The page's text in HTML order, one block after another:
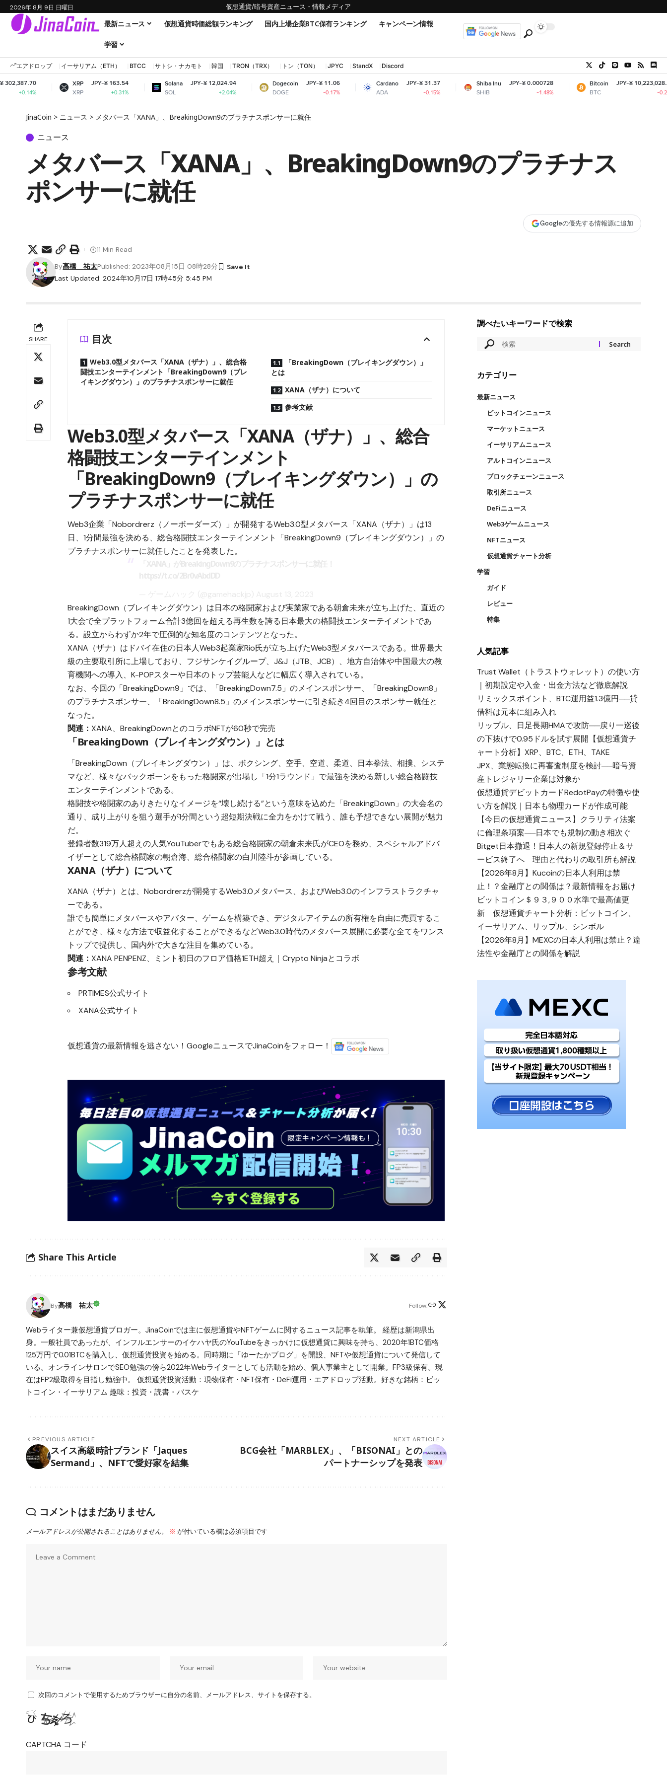
2026年 8月 9日 日曜日 仮想通貨/暗号資産ニュース・情報メディア
最新ニュース 仮想通貨時価総額ランキング 国内上場企業BTC保有ランキング キャンペーン情報
学習
エアドロップ イーサリアム（ETH） BTCC サトシ・ナカモト 韓国 TRON（TRX） トン（TON） JPYC StandX Discord
XRP
XRP
JPY-¥ 163.54
+0.31%
Solana
SOL
JPY-¥ 12,024.94
Dogecoin
DOGE
JPY-¥ 11.06
-0.17%
Cardano
ADA
JPY-¥ 31.37
-0.15%
Shiba Inu
SHIB
JPY-¥ 0.000728
Bitcoin
BTC
JPY-¥ 10,223,028.13
JinaCoin > ニュース > メタバース「XANA」、BreakingDown9のプラチナスポンサーに就任
ニュース
メタバース「XANA」、BreakingDown9のプラチナス
ポンサーに就任
Googleの優先する情報源に追加
Last Updated: 2024年10月17日 17時45分 5:45 PM
By高橋 祐太Published: 2023年08月15日 08時28分
11 Min Read
SHARE 目次
Web3.0型メタバース「XANA（ザナ）」、総合格
闘技エンターテインメント「BreakingDown9（ブレ
イキングダウン）」のプラチナスポンサーに就任
「BreakingDown（ブレイキングダウン）」
とは
XANA（ザナ）について​
参考文献
Web3.0型メタバース「XANA（ザナ）」、総合
格闘技エンターテインメント
「BreakingDown9（ブレイキングダウン）」の
プラチナスポンサーに就任
Web3企業「Nobordrerz（ノーボーダーズ）」が開発するWeb3.0型メタバース「XANA（ザナ）」は13
日、1分間最強を決める、総合格闘技エンターテインメント「BreakingDown9（ブレイキングダウン）」の
プラチナスポンサーに就任したことを発表した。
BreakingDown（ブレイキングダウン）は日本の格闘家および実業家である朝倉未来が立ち上げた、直近の
1大会で全プラットフォーム合計3億回を超える再生数を誇る日本最大の格闘技エンターテイメントであ
る。設立からわずか2年で圧倒的な知名度のコンテンツとなった。
XANA（ザナ）はドバイ在住の日本人Web3起業家Rio氏が立ち上げたWeb3型メタバースである。世界最大
級の主要取引所に上場しており、フジサンケイグループ、J&J（JTB、JCB）、地方自治体や中国最大の教
育機関への導入、K-POPスターや日本のトップ芸能人などに幅広く導入されている。
なお、今回の「BreakingDown9」では、「BreakingDown7.5」のメインスポンサー、「BreakingDown8」
のプラチナスポンサー、「BreakingDown8.5」のメインスポンサーに引き続き4回目のスポンサー就任と
なった。
関連：XANA、BreakingDownとのコラボNFTが60秒で完売
「BreakingDown（ブレイキングダウン）」とは
「BreakingDown（ブレイキングダウン）」は、ボクシング、空手、空道、柔道、日本拳法、相撲、システ
マなど、様々なバックボーンをもった格闘家が出場し「1分1ラウンド」で最強を決める新しい総合格闘技
エンターテインメントである。
格闘技や格闘家のありきたりなイメージを“壊し続ける”という意味を込めた「BreakingDown」の大会名の
通り、成り上がりを狙う選手が1分間という超短期決戦に全力をかけて戦う、誰も予想できない展開が魅力
だ。
登録者数319万人超えの人気YouTuberでもある総合格闘家の朝倉未来氏がCEOを務め、スペシャルアドバ
イザーとして総合格闘家の朝倉海、総合格闘家の白川陸斗が参画している。
XANA（ザナ）について​
XANA（ザナ）とは、Nobordrerzが開発するWeb3.0メタバース、およびWeb3.0のインフラストラクチャ
ーである。
誰でも簡単にメタバースやアバター、ゲームを構築でき、デジタルアイテムの所有権を自由に売買するこ
とができ、様々な方法で収益化することができるなどWeb3.0時代のメタバース展開に必要な全てをワンス
トップで提供し、国内外で大きな注目を集めている。
関連：XANA PENPENZ、ミント初日のフロア価格1ETH超え｜Crypto Ninjaとコラボ
参考文献
PRTIMES公式サイト
XANA公式サイト
仮想通貨の最新情報を逃さない！GoogleニュースでJinaCoinをフォロー！
Share This Article
By高橋 祐太 Follow:
Webライター兼仮想通貨ブロガー。JinaCoinでは主に仮想通貨やNFTゲームに関するニュース記事を執筆。 経歴は新潟県出
身。一般社員であったが、インフルエンサーのイケハヤ氏のYouTubeをきっかけに仮想通貨に興味を持ち、2020年1BTC価格
125万円で0.01BTCを購入し、仮想通貨投資を始める。同時期に「ゆーたかブログ」を開設、NFTや仮想通貨について発信して
いる。オンラインサロンでSEO勉強の傍ら2022年Webライターとしても活動を始め、個人事業主として開業。FP3級保有。現
在はFP2級取得を目指し勉強中。 仮想通貨投資活動：現物保有・NFT保有・DeFi運用・エアドロップ活動。好きな銘柄：ビッ
トコイン・イーサリアム 趣味：投資・読書・バスケ
PREVIOUS ARTICLE
スイス高級時計ブランド「Jaques
Sermand」、NFTで愛好家を結集
NEXT ARTICLE
BCG会社「MARBLEX」、「BISONAI」との
パートナーシップを発表
コメントはまだありません
メールアドレスが公開されることはありません。 ※ が付いている欄は必須項目です
次回のコメントで使用するためブラウザーに自分の名前、メールアドレス、サイトを保存する。
CAPTCHA コード
調べたいキーワードで検索
カテゴリー
最新ニュース
ビットコインニュース
マーケットニュース
イーサリアムニュース
アルトコインニュース
ブロックチェーンニュース
取引所ニュース
DeFiニュース
Web3ゲームニュース
NFTニュース
仮想通貨チャート分析
学習
ガイド
レビュー
特集
人気記事
Trust Wallet（トラストウォレット）の使い方
｜初期設定や入金・出金方法など徹底解説
リミックスポイント、BTC運用益1.3億円──貸
借料は元本に組み入れ
リップル、日足長期HMAで攻防──戻り一巡後
の下抜けで0.95ドルを試す展開【仮想通貨チ
ャート分析】XRP、BTC、ETH、TAKE
JPX、業態転換に再審査制度を検討──暗号資
産トレジャリー企業は対象か
仮想通貨デビットカードRedotPayの特徴や使
い方を解説｜日本も物理カードが作成可能
【今日の仮想通貨ニュース】クラリティ法案
に倫理条項案──日本でも規制の動き相次ぐ
Bitget日本撤退！日本人の新規登録停止＆サ
ービス終了へ 理由と代わりの取引所も解説
【2026年8月】Kucoinの日本人利用は禁
止！？金融庁との関係は？最新情報をお届け
ビットコイン＄９３,９００水準で最高値更
新 仮想通貨チャート分析：ビットコイン、
イーサリアム、リップル、シンボル
【2026年8月】MEXCの日本人利用は禁止？違
法性や金融庁との関係を解説